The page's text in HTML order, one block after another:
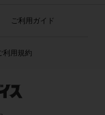
ご利用ガイド
利用規約